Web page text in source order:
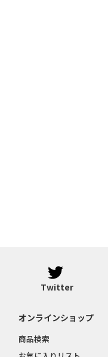
Twitter
オンラインショップ
商品検索